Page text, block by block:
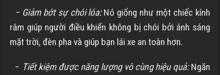
− Giảm bớt sự chói lóa:Nó giống như một chiếc kính
râm giúp người điều khiển không bị chói bởi ánh sáng
mặt trời, đèn pha và giúp bạn lái xe an toàn hơn.
− Tiết kiệm được năng lượng vô cùng hiệu quả:Ngăn